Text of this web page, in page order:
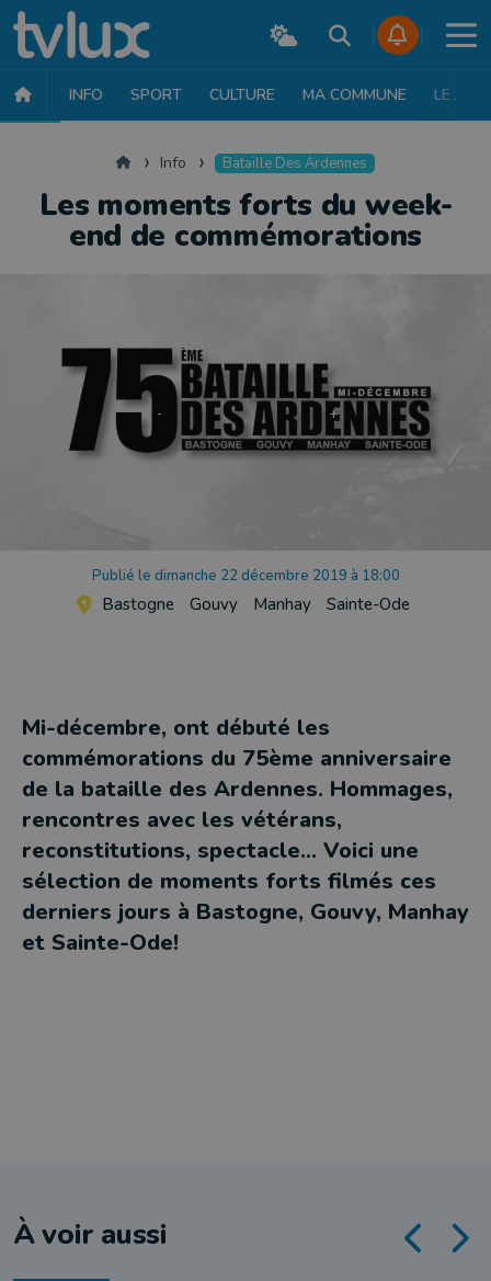
INFO SPORT CULTURE MA COMMUNE LE JT
AccueilInfo Bataille Des Ardennes
Les moments forts du week-
end de commémorations
Publié le dimanche 22 décembre 2019 à 18:00
Bastogne Gouvy Manhay Sainte-Ode
Mi-décembre, ont débuté les
commémorations du 75ème anniversaire
de la bataille des Ardennes. Hommages,
rencontres avec les vétérans,
reconstitutions, spectacle... Voici une
sélection de moments forts filmés ces
derniers jours à Bastogne, Gouvy, Manhay
et Sainte-Ode!
À voir aussi